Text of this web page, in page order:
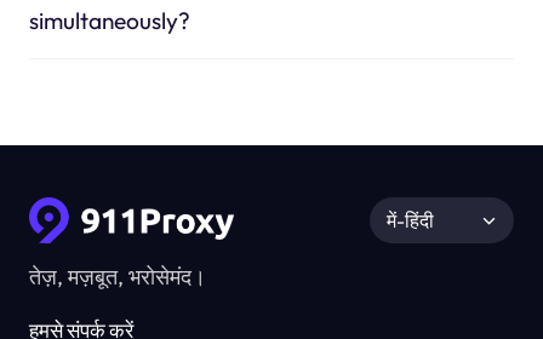
simultaneously?
तेज़, मज़बूत, भरोसेमंद।
हमसे संपर्क करें
में-हिंदी